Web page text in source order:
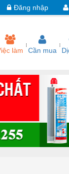
Đăng nhập
làm Cần mua